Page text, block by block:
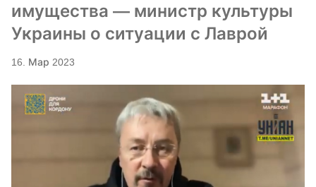
имущества — министр культуры
Украины о ситуации с Лаврой
16. Мар 2023